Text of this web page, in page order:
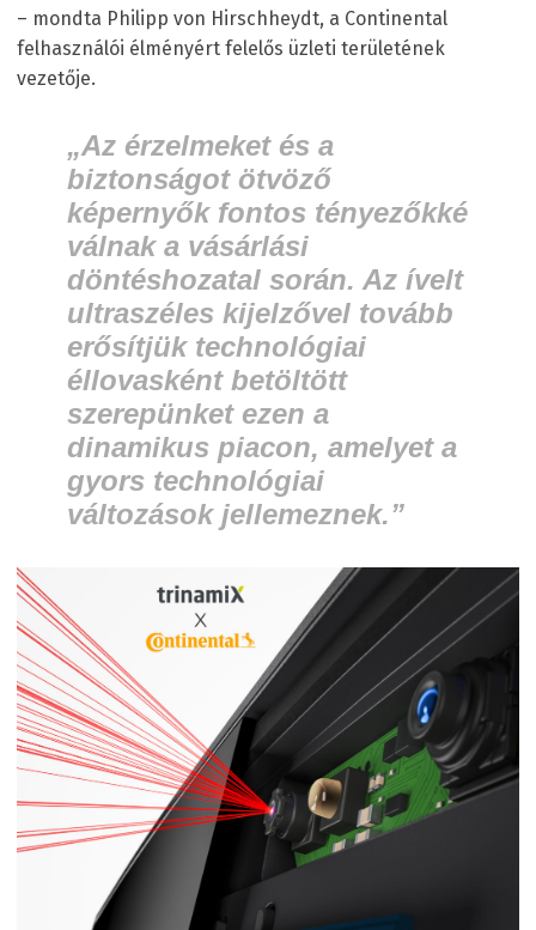
– mondta Philipp von Hirschheydt, a Continental
felhasználói élményért felelős üzleti területének
vezetője.
„Az érzelmeket és a
biztonságot ötvöző
képernyők fontos tényezőkké
válnak a vásárlási
döntéshozatal során. Az ívelt
ultraszéles kijelzővel tovább
erősítjük technológiai
éllovasként betöltött
szerepünket ezen a
dinamikus piacon, amelyet a
gyors technológiai
változások jellemeznek.”